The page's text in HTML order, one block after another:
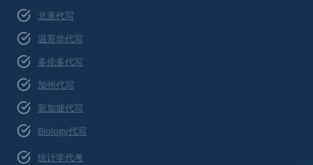
北美代写
温哥华代写
多伦多代写
加州代写
新加坡代写
Biology代写
统计学代考